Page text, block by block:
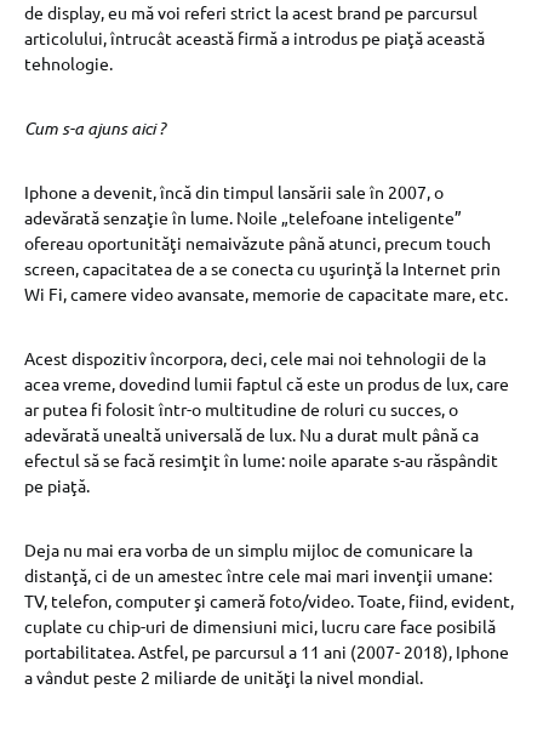
de display, eu mă voi referi strict la acest brand pe parcursul
articolului, întrucât această firmă a introdus pe piaţă această
tehnologie.
Cum s-a ajuns aici ?
Iphone a devenit, încă din timpul lansării sale în 2007, o
adevărată senzaţie în lume. Noile „telefoane inteligente”
ofereau oportunităţi nemaivăzute până atunci, precum touch
screen, capacitatea de a se conecta cu uşurinţă la Internet prin
Wi Fi, camere video avansate, memorie de capacitate mare, etc.
Acest dispozitiv încorpora, deci, cele mai noi tehnologii de la
acea vreme, dovedind lumii faptul că este un produs de lux, care
ar putea fi folosit într-o multitudine de roluri cu succes, o
adevărată unealtă universală de lux. Nu a durat mult până ca
efectul să se facă resimţit în lume: noile aparate s-au răspândit
pe piaţă.
Deja nu mai era vorba de un simplu mijloc de comunicare la
distanţă, ci de un amestec între cele mai mari invenţii umane:
TV, telefon, computer şi cameră foto/video. Toate, fiind, evident,
cuplate cu chip-uri de dimensiuni mici, lucru care face posibilă
portabilitatea. Astfel, pe parcursul a 11 ani (2007- 2018), Iphone
a vândut peste 2 miliarde de unităţi la nivel mondial.